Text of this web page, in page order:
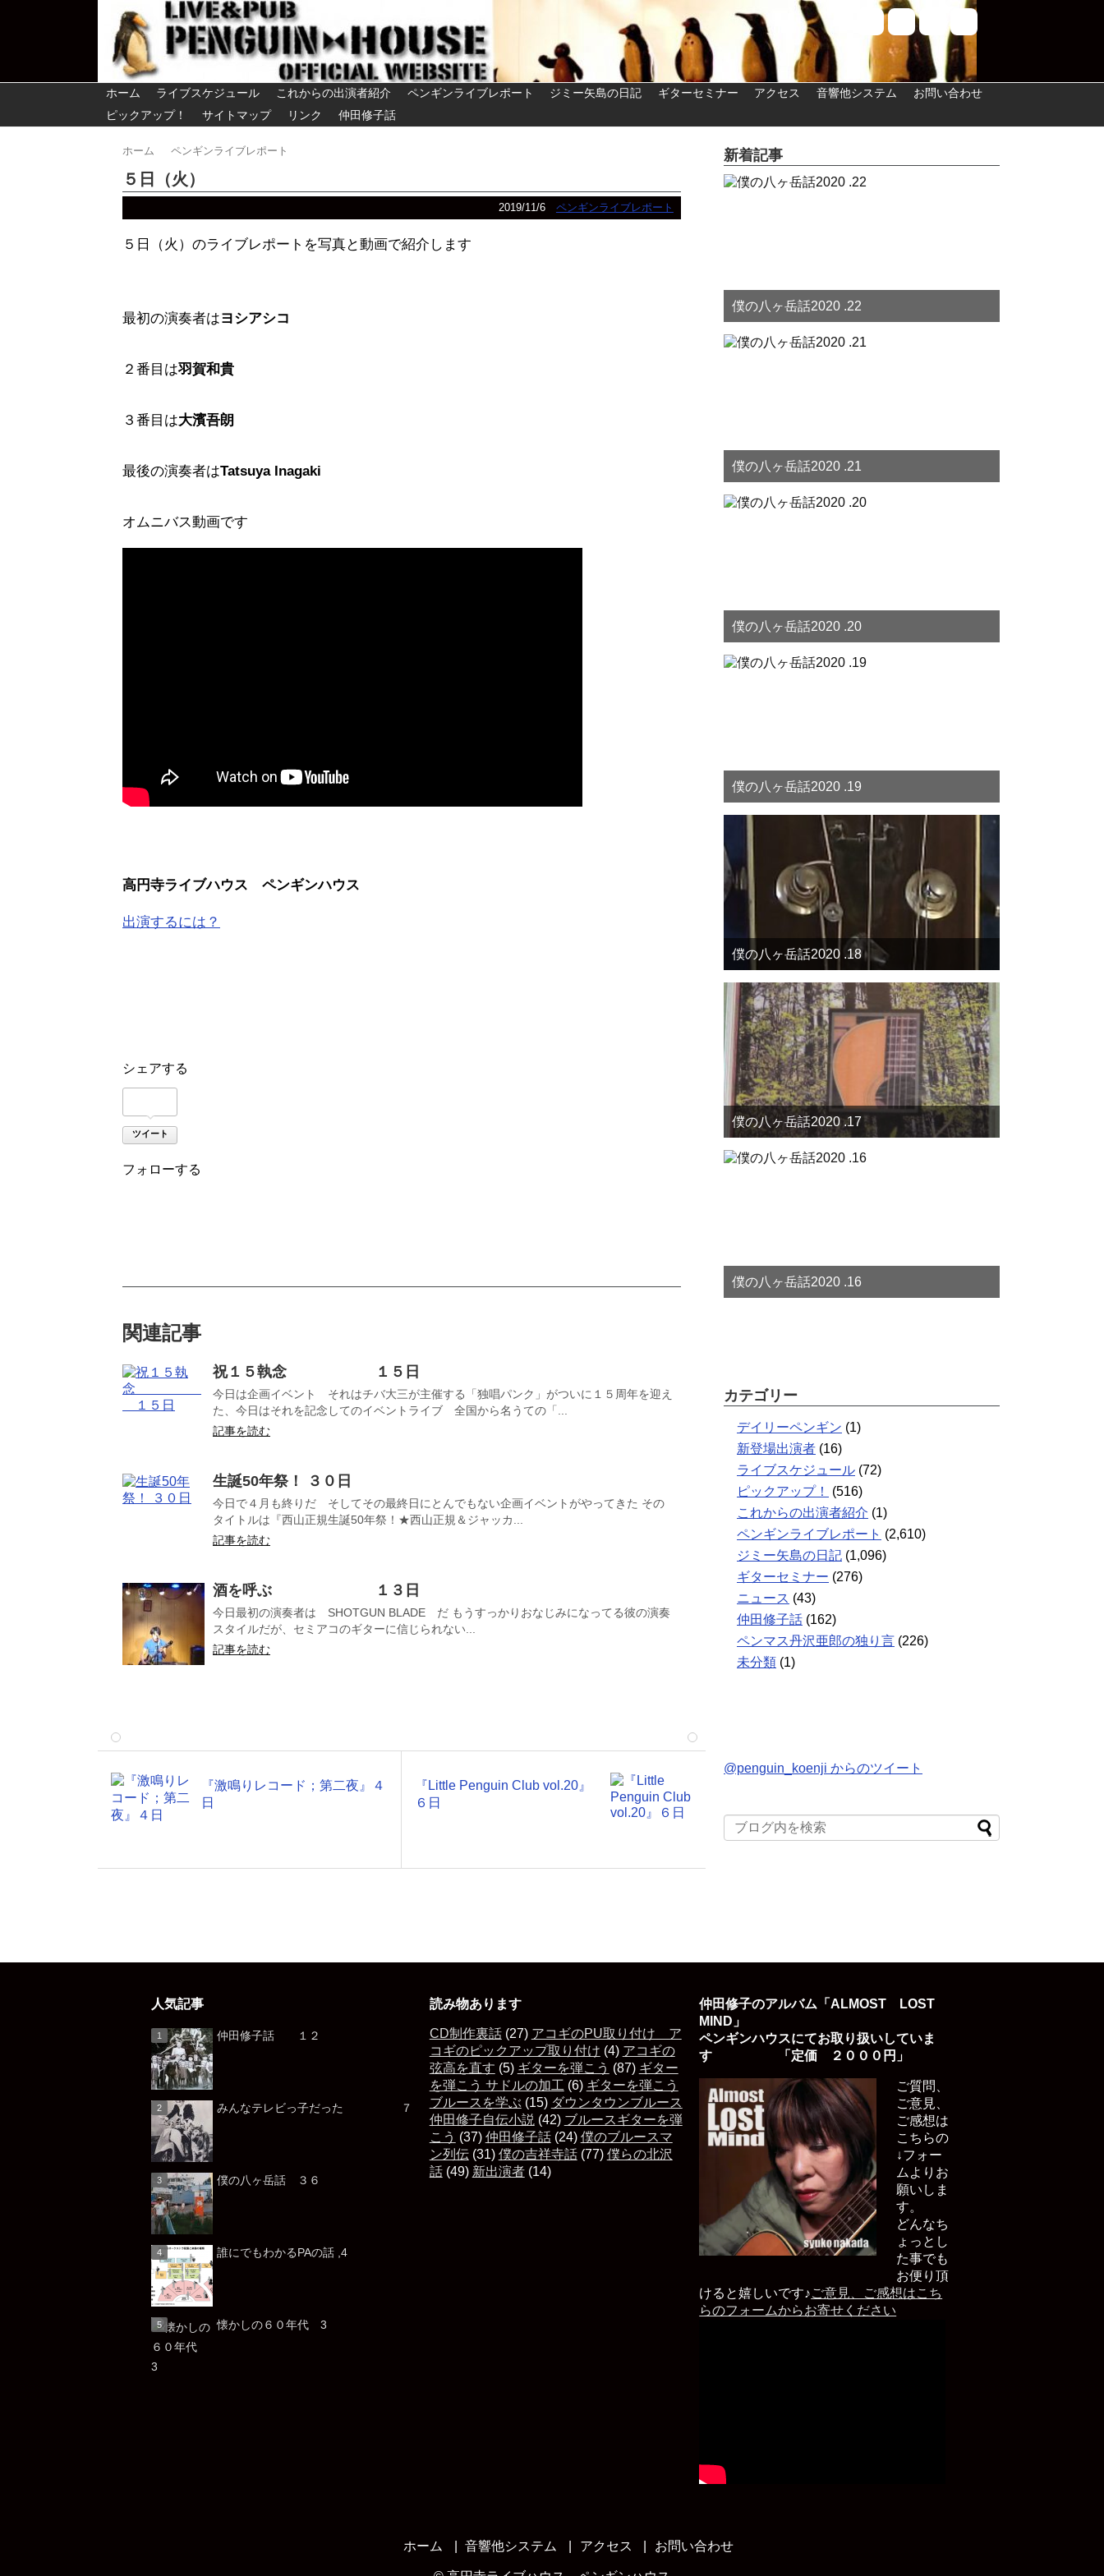
ホーム ライブスケジュール これからの出演者紹介 ペンギンライブレポート ジミー矢島の日記 ギターセミナー アクセス 音響他システム
お問い合わせ
ピックアップ！
サイトマップ リンク 仲田修子話
ホーム ペンギンライブレポート
５日（火）
2019/11/6 ペンギンライブレポート
５日（火）のライブレポートを写真と動画で紹介します
最初の演奏者はヨシアシコ
２番目は羽賀和貴
３番目は大濱吾朗
最後の演奏者はTatsuya Inagaki
オムニバス動画です
高円寺ライブハウス ペンギンハウス
出演するには？
シェアする
ツイート
フォローする
関連記事
祝１５執念 １５日
今日は企画イベント それはチバ大三が主催する「独唱パンク」がついに１５周年を迎え
た、今日はそれを記念してのイベントライブ 全国から名うての「...
記事を読む
生誕50年祭！ ３０日
今日で４月も終りだ そしてその最終日にとんでもない企画イベントがやってきた その
タイトルは『西山正規生誕50年祭！★西山正規＆ジャッカ...
記事を読む
酒を呼ぶ １３日
今日最初の演奏者は SHOTGUN BLADE だ もうすっかりおなじみになってる彼の演奏
スタイルだが、セミアコのギターに信じられない...
記事を読む
『激鳴りレコード；第二夜』４
日
『Little Penguin Club vol.20』
６日
新着記事
僕の八ヶ岳話2020 .22
僕の八ヶ岳話2020 .21
僕の八ヶ岳話2020 .20
僕の八ヶ岳話2020 .19
僕の八ヶ岳話2020 .18
僕の八ヶ岳話2020 .17
僕の八ヶ岳話2020 .16
カテゴリー
デイリーペンギン (1)
新登場出演者 (16)
ライブスケジュール (72)
ピックアップ！
(516)
これからの出演者紹介 (1)
ペンギンライブレポート (2,610)
ジミー矢島の日記 (1,096)
ギターセミナー (276)
ニュース (43)
仲田修子話 (162)
ペンマス丹沢亜郎の独り言 (226)
未分類 (1)
@penguin_koenji からのツイート
人気記事
仲田修子話 １２
みんなテレビっ子だった ７
僕の八ヶ岳話 ３６
誰にでもわかるPAの話 ,4
懐かしの６０年代 3
読み物あります
CD制作裏話(27) アコギのPU取り付け ア
コギのピックアップ取り付け (4) アコギの
弦高を直す (5) ギターを弾こう (87) ギター
を弾こう サドルの加工 (6) ギターを弾こう
ブルースを学ぶ (15) ダウンタウンブルース
仲田修子自伝小説 (42) ブルースギターを弾
こう (37) 仲田修子話(24) 僕のブルースマ
ン列伝(31) 僕の吉祥寺話(77) 僕らの北沢
話(49) 新出演者(14)
仲田修子のアルバム「ALMOST LOST
MIND」
ペンギンハウスにてお取り扱いしていま
す 「定価 ２０００円」
ご質問、
ご意見、
ご感想は
こちらの
↓フォー
ムよりお
願いしま
す。
どんなち
ょっとし
た事でも
お便り頂
けると嬉しいです♪ご意見、ご感想はこち
らのフォームからお寄せください
ホーム 音響他システム アクセス お問い合わせ